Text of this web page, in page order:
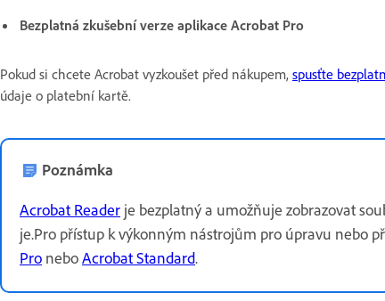
Bezplatná zkušební verze aplikace Acrobat Pro
Pokud si chcete Acrobat vyzkoušet před nákupem, spusťte
údaje o platební kartě.
Poznámka
Acrobat Reader je bezplatný a umožňuje zobrazovat
je.Pro přístup k výkonným nástrojům pro úpravu nebo
Pro neboAcrobat Standard.